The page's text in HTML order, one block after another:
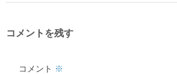
コメントを残す
コメント ※